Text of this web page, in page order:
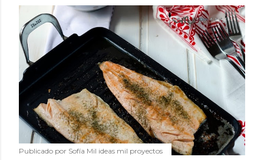
Publicado por Sofía Mil ideas mil proyectos